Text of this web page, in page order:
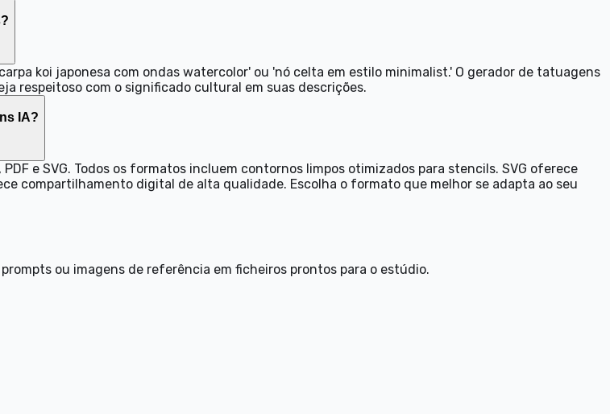
koi japonesa com ondas watercolor' ou 'nó celta em estilo minimalist.' O gerador de tatuagens
respeitoso com o significado cultural em suas descrições.
IA?
e SVG. Todos os formatos incluem contornos limpos otimizados para stencils. SVG oferece
compartilhamento digital de alta qualidade. Escolha o formato que melhor se adapta ao seu
ou imagens de referência em ficheiros prontos para o estúdio.